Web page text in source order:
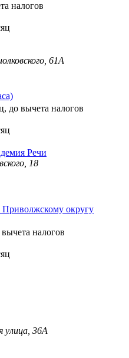
налогов
61А
до вычета налогов
Речи
18
Приволжскому округу
вычета налогов
улица, 36А